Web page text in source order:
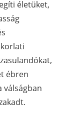
életüket,
ébren
válságban